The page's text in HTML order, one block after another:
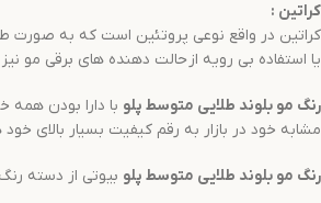
کراتین :
کراتین در واقع نوعی پروتئین است که به صورت
یا استفاده بی رویه از حالت دهنده های برقی مو
رنگ مو بلوند طلایی متوسط پلو
مشابه خود در بازار به رقم کیفیت بسیار بالای
رنگ مو بلوند طلایی متوسط پلو بیوتی از دسته رنگ مو طلایی در